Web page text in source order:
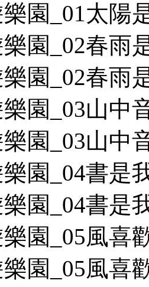
園_01太陽
園_02春雨
園_02春雨
園_03山中
園_03山中
園_04書是
園_04書是
園_05風喜
園_05風喜